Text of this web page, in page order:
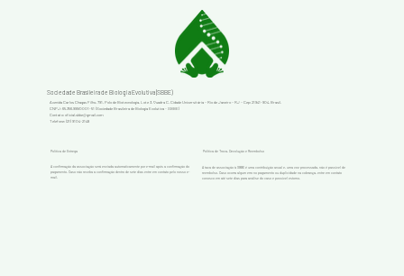
Sociedade Brasileira de Biologia Evolutiva (SBBE)
Avenida Carlos Chagas Filho, 791, Polo de Biotecnologia, Lote 3, Quadra C, Cidade Universitária – Rio de Janeiro – RJ – Cep: 21941-904, Brasil.
CNPJ: 65.356.999/0001-51 (Sociedade Brasileira de Biologia Evolutiva - SBBE)
Contato: oficial.sbbe@gmail.com
Telefone: (21) 9104-2148
Política de Entrega
A confirmação da associação será enviada automaticamente por e-mail após a confirmação do
pagamento. Caso não receba a confirmação dentro de sete dias entre em contato pelo nosso e-
mail.
Política de Troca, Devolução e Reembolso
A taxa de associação à SBBE é uma contribuição anual e, uma vez processada, não é passível de
reembolso. Caso ocorra algum erro no pagamento ou duplicidade na cobrança, entre em contato
conosco em até sete dias para análise do caso e possível estorno.